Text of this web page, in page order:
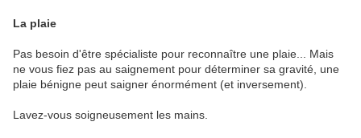
La plaie
Pas besoin d'être spécialiste pour reconnaître une plaie... Mais
ne vous fiez pas au saignement pour déterminer sa gravité, une
plaie bénigne peut saigner énormément (et inversement).
Lavez-vous soigneusement les mains.